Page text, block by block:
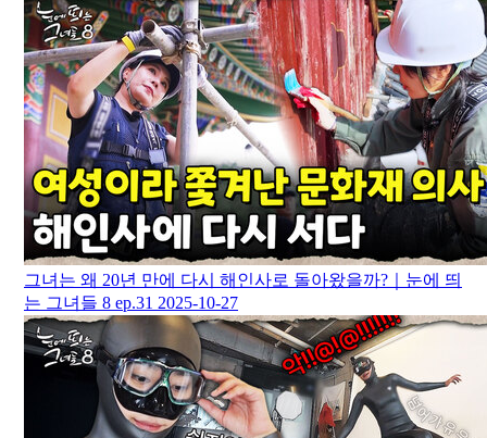
그녀는 왜 20년 만에 다시 해인사로 돌아왔을까?｜눈에 띄
는 그녀들 8 ep.31 2025-10-27